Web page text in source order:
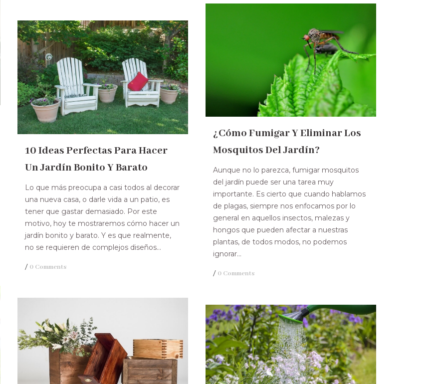
¿Cómo Fumigar Y Eliminar Los
Mosquitos Del Jardín?
Aunque no lo parezca, fumigar mosquitos
del jardín puede ser una tarea muy
importante. Es cierto que cuando hablamos
de plagas, siempre nos enfocamos por lo
general en aquellos insectos, malezas y
hongos que pueden afectar a nuestras
plantas, de todos modos, no podemos
ignorar...
/ 0 Comments
10 Ideas Perfectas Para Hacer
Un Jardín Bonito Y Barato
Lo que más preocupa a casi todos al decorar
una nueva casa, o darle vida a un patio, es
tener que gastar demasiado. Por este
motivo, hoy te mostraremos cómo hacer un
jardín bonito y barato. Y es que realmente,
no se requieren de complejos diseños...
/ 0 Comments